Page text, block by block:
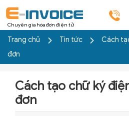
Chuyên gia hóa đơn điện tử
Trang chủ Tin tức
Cách
đơn
Cách tạo chữ ký
đơn